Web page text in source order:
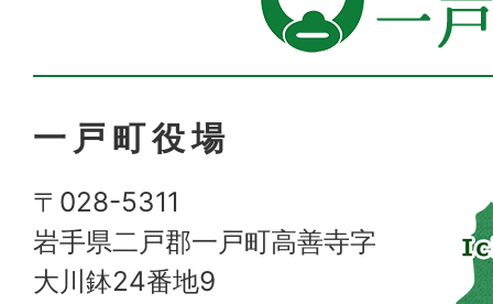
一戸町役場
〒028-5311
岩手県二戸郡一戸町高善寺字
大川鉢24番地9